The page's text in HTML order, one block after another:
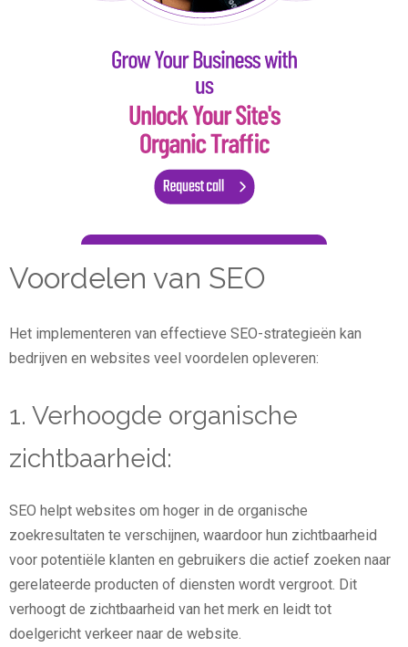
Voordelen van SEO
Het implementeren van effectieve SEO-strategieën kan
bedrijven en websites veel voordelen opleveren:
1. Verhoogde organische
zichtbaarheid:
SEO helpt websites om hoger in de organische
zoekresultaten te verschijnen, waardoor hun zichtbaarheid
voor potentiële klanten en gebruikers die actief zoeken naar
gerelateerde producten of diensten wordt vergroot. Dit
verhoogt de zichtbaarheid van het merk en leidt tot
doelgericht verkeer naar de website.